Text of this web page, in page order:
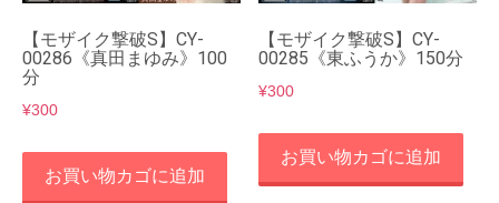
【モザイク撃破S】CY-
00286《真田まゆみ》100
分
¥300
お買い物カゴに追加
【モザイク撃破S】CY-
00285《東ふうか》150分
¥300
お買い物カゴに追加